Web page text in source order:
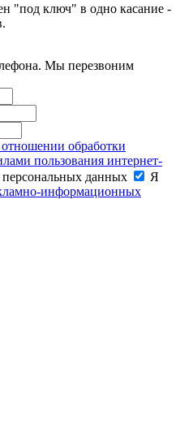
"под ключ" в одно касание -
Мы перезвоним
обработки
пользования интернет-
персональных данных
Я
информационных